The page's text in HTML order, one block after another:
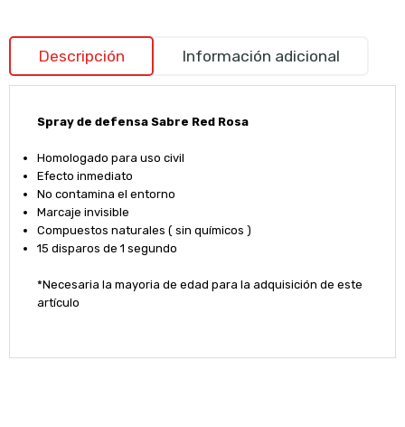
Descripción Información adicional
Spray de defensa Sabre Red Rosa
Homologado para uso civil
Efecto inmediato
No contamina el entorno
Marcaje invisible
Compuestos naturales ( sin químicos )
15 disparos de 1 segundo
*Necesaria la mayoria de edad para la adquisición de este
artículo